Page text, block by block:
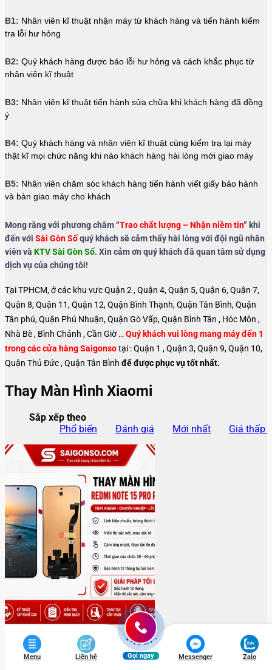
B1: Nhân viên kĩ thuật nhận máy từ khách hàng và tiến hành kiểm
tra lỗi hư hỏng
B2: Quý khách hàng được báo lỗi hư hỏng và cách khắc phục từ
nhân viên kĩ thuật
B3: Nhân viên kĩ thuật tiến hành sửa chữa khi khách hàng đã đồng
ý
B4: Quý khách hàng và nhân viên kĩ thuật cùng kiểm tra lại máy
thật kĩ mọi chức năng khi nào khách hàng hài lòng mới giao máy
B5: Nhân viên chăm sóc khách hàng tiến hành viết giấy bảo hành
và bàn giao máy cho khách
Mong rằng với phương châm “Trao chất lượng – Nhận niềm tin” khi
đến với Sài Gòn Sốquý khách sẽ cảm thấy hài lòng với đội ngũ nhân
viên và KTV Sài Gòn Số. Xin cảm ơn quý khách đã quan tâm sử dụng
dịch vụ của chúng tôi!
Tại TPHCM, ở các khu vực Quận 2 , Quận 4, Quận 5, Quận 6, Quận 7,
Quận 8, Quận 11, Quận 12, Quận Bình Thạnh, Quận Tân Bình, Quận
Tân phú, Quận Phú Nhuận, Quận Gò Vấp, Quận Bình Tân , Hóc Môn ,
Nhà Bè , Bình Chánh , Cần Giờ … Quý khách vui lòng mang máy đến 1
trong các cửa hàng Saigonsotại : Quận 1 , Quận 3, Quận 9, Quận 10,
Quận Thủ Đức , Quận Tân Bình để được phục vụ tốt nhất.
Thay Màn Hình Xiaomi
Sắp xếp theo
Phổ biến
Đánh giá Mới nhất Giá thấp
Thay màn hình Redmi Note 15 Pro Plus
Được xếp hạng
4.85 sao
Menu Liên hệ Gọi ngay Messenger Zalo